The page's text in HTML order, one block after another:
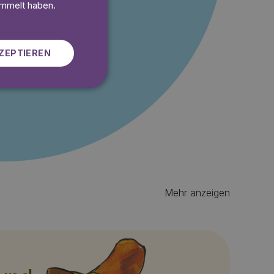
Mehr anzeigen
SWEDISH
haben.